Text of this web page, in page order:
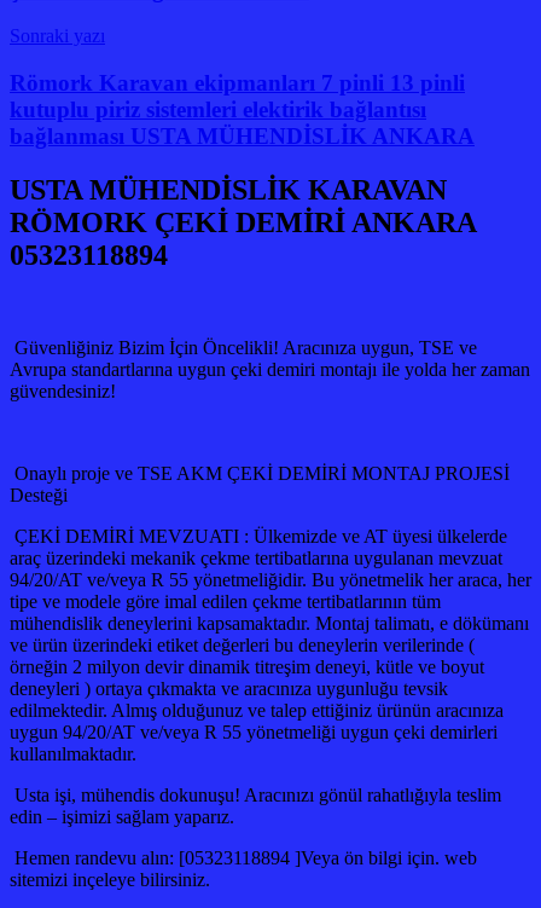
Sonraki yazı
Römork Karavan ekipmanları 7 pinli 13 pinli
kutuplu piriz sistemleri elektirik bağlantısı
bağlanması USTA MÜHENDİSLİK ANKARA
USTA MÜHENDİSLİK KARAVAN
RÖMORK ÇEKİ DEMİRİ ANKARA
05323118894
Güvenliğiniz Bizim İçin Öncelikli! Aracınıza uygun, TSE ve
Avrupa standartlarına uygun çeki demiri montajı ile yolda her zaman
güvendesiniz!
Onaylı proje ve TSE AKM ÇEKİ DEMİRİ MONTAJ PROJESİ
Desteği
ÇEKİ DEMİRİ MEVZUATI : Ülkemizde ve AT üyesi ülkelerde
araç üzerindeki mekanik çekme tertibatlarına uygulanan mevzuat
94/20/AT ve/veya R 55 yönetmeliğidir. Bu yönetmelik her araca, her
tipe ve modele göre imal edilen çekme tertibatlarının tüm
mühendislik deneylerini kapsamaktadır. Montaj talimatı, e dökümanı
ve ürün üzerindeki etiket değerleri bu deneylerin verilerinde (
örneğin 2 milyon devir dinamik titreşim deneyi, kütle ve boyut
deneyleri ) ortaya çıkmakta ve aracınıza uygunluğu tevsik
edilmektedir. Almış olduğunuz ve talep ettiğiniz ürünün aracınıza
uygun 94/20/AT ve/veya R 55 yönetmeliği uygun çeki demirleri
kullanılmaktadır.
Usta işi, mühendis dokunuşu! Aracınızı gönül rahatlığıyla teslim
edin – işimizi sağlam yaparız.
Hemen randevu alın: [05323118894 ]Veya ön bilgi için. web
sitemizi inçeleye bilirsiniz.